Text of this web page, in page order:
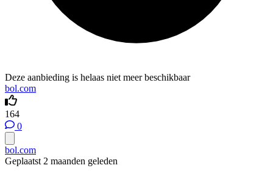
Deze aanbieding is helaas niet meer beschikbaar
bol.com
164
0
bol.com
Geplaatst 2 maanden geleden